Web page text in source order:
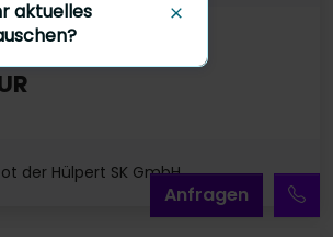
Anfragen
der Hülpert SK GmbH
aktuelles
Schließen